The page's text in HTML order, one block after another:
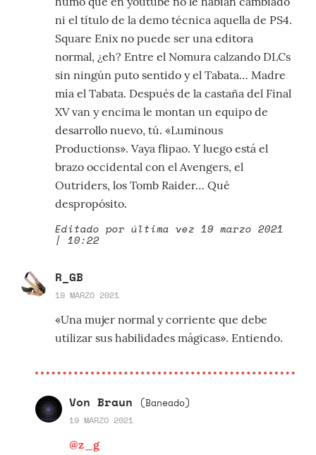
ni el título de la demo técnica aquella de PS4.
Square Enix no puede ser una editora
normal, ¿eh? Entre el Nomura calzando DLCs
sin ningún puto sentido y el Tabata… Madre
mía el Tabata. Después de la castaña del Final
XV van y encima le montan un equipo de
desarrollo nuevo, tú. «Luminous
Productions». Vaya flipao. Y luego está el
brazo occidental con el Avengers, el
Outriders, los Tomb Raider… Qué
despropósito.
Editado por última vez 19 marzo 2021
| 10:22
R_GB
19 MARZO 2021
«Una mujer normal y corriente que debe
utilizar sus habilidades mágicas». Entiendo.
Von Braun (Baneado)
19 MARZO 2021
@z_g